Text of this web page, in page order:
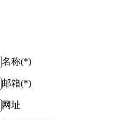
名称(*)
邮箱(*)
网址